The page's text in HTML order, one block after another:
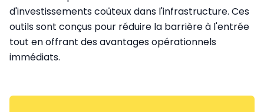
d'investissements coûteux dans l'infrastructure. Ces
outils sont conçus pour réduire la barrière à l'entrée
tout en offrant des avantages opérationnels
immédiats.